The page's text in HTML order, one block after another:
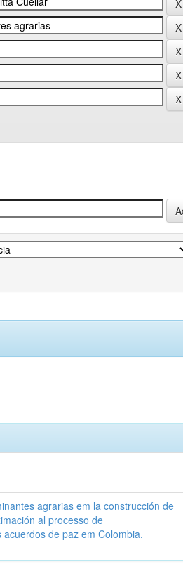
agrarias em la construcción de
al processo de
de paz em Colombia.